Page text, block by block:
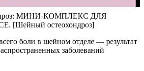
МИНИ-КОМПЛЕКС ДЛЯ
остеохондроз]
боли в шейном отделе — результат
заболеваний